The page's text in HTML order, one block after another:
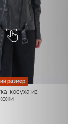
размер
косуха из